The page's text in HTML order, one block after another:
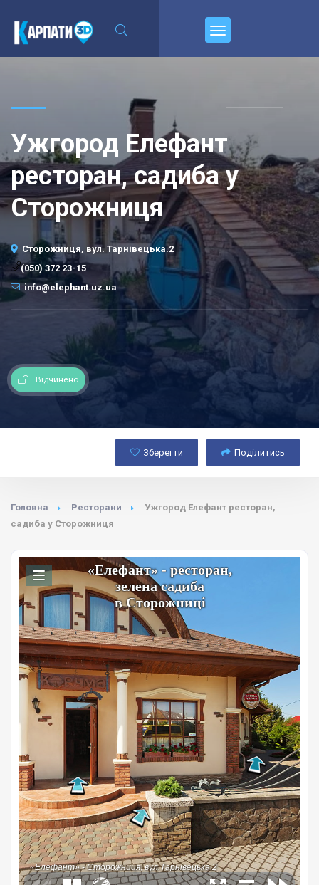
Ужгород Елефант
ресторан, садиба у
Сторожниця
Сторожниця, вул. Тарнівецька.2
(050) 372 23-15
info@elephant.uz.ua
Відчинено
Зберегти Поділитись
Головна Ресторани
Ужгород Елефант ресторан,
садиба у Сторожниця